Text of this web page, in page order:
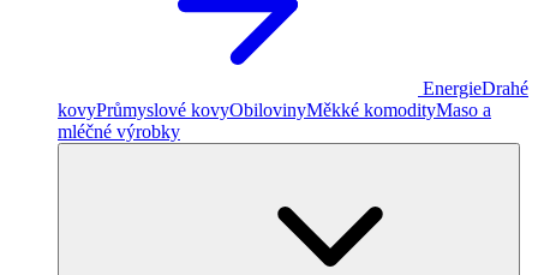
EnergieDrahé
kovyPrůmyslové kovyObilovinyMěkké komodityMaso a
mléčné výrobky